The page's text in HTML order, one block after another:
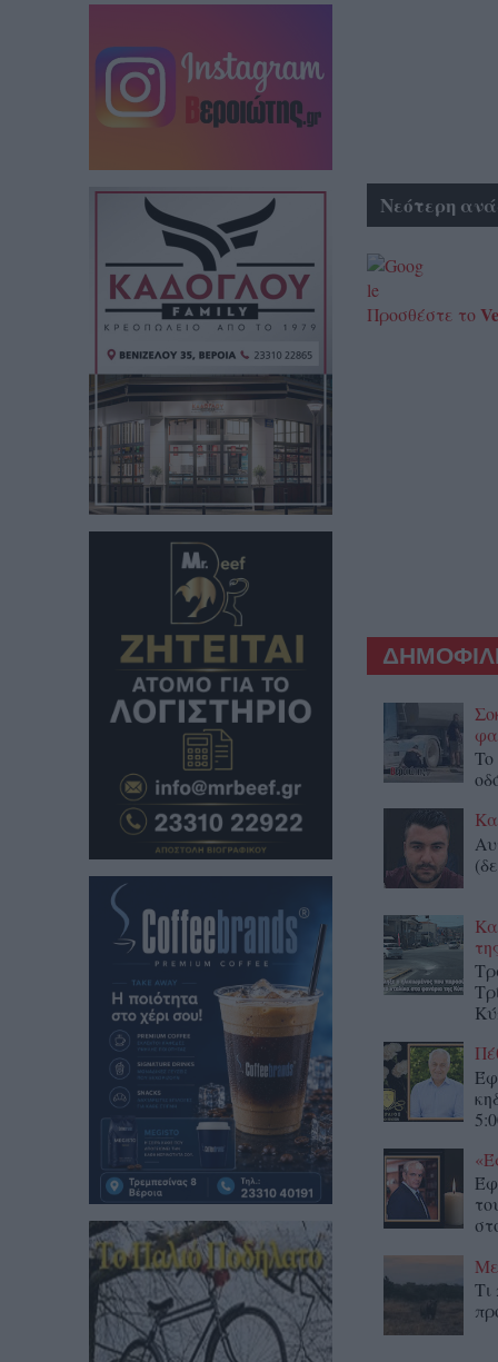
Νεότερη
Προσθέστε το
To
Τι